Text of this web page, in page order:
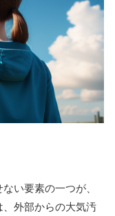
い要素の一つが、
外部からの大気汚